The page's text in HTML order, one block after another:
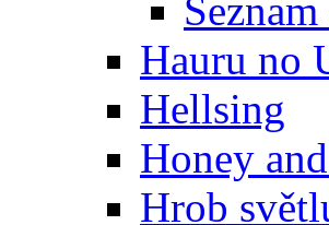
Hauru no
Hellsing
Honey
Hrob